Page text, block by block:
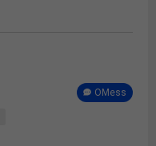
OMess